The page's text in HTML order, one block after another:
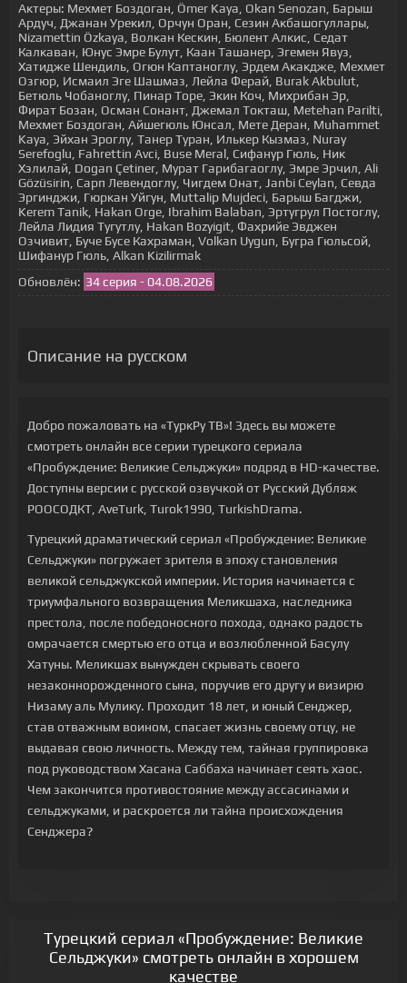
Актеры: Мехмет Боздоган, Ömer Kaya, Okan Senozan, Барыш
Ардуч, Джанан Урекил, Орчун Оран, Сезин Акбашогуллары,
Nizamettin Özkaya, Волкан Кескин, Бюлент Алкис, Седат
Калкаван, Юнус Эмре Булут, Каан Ташанер, Эгемен Явуз,
Хатидже Шендиль, Огюн Каптаноглу, Эрдем Акакдже, Мехмет
Озгюр, Исмаил Эге Шашмаз, Лейла Ферай, Burak Akbulut,
Бетюль Чобаноглу, Пинар Торе, Экин Коч, Михрибан Эр,
Фират Бозан, Осман Сонант, Джемал Токташ, Metehan Parilti,
Мехмет Боздоган, Айшегюль Юнсал, Мете Деран, Muhammet
Kaya, Эйхан Эроглу, Танер Туран, Илькер Кызмаз, Nuray
Serefoglu, Fahrettin Avci, Buse Meral, Сифанур Гюль, Ник
Хэлилай, Dogan Çetiner, Мурат Гарибагаоглу, Эмре Эрчил, Ali
Gözüsirin, Сарп Левендоглу, Чигдем Онат, Janbi Ceylan, Севда
Эргинджи, Гюркан Уйгун, Muttalip Mujdeci, Барыш Багджи,
Kerem Tanik, Hakan Orge, Ibrahim Balaban, Эртугрул Постоглу,
Лейла Лидия Тугутлу, Hakan Bozyigit, Фахрийе Эвджен
Озчивит, Буче Бусе Кахраман, Volkan Uygun, Бугра Гюльсой,
Шифанур Гюль, Alkan Kizilirmak
Обновлён: 34 серия - 04.08.2026
Описание на русском
Добро пожаловать на «ТуркРу ТВ»! Здесь вы можете
смотреть онлайн все серии турецкого сериала
«Пробуждение: Великие Сельджуки» подряд в HD-качестве.
Доступны версии с русской озвучкой от Русский Дубляж
РООСОДКТ, AveTurk, Turok1990, TurkishDrama.
Турецкий драматический сериал «Пробуждение: Великие
Сельджуки» погружает зрителя в эпоху становления
великой сельджукской империи. История начинается с
триумфального возвращения Меликшаха, наследника
престола, после победоносного похода, однако радость
омрачается смертью его отца и возлюбленной Басулу
Хатуны. Меликшах вынужден скрывать своего
незаконнорожденного сына, поручив его другу и визирю
Низаму аль Мулику. Проходит 18 лет, и юный Сенджер,
став отважным воином, спасает жизнь своему отцу, не
выдавая свою личность. Между тем, тайная группировка
под руководством Хасана Саббаха начинает сеять хаос.
Чем закончится противостояние между ассасинами и
сельджуками, и раскроется ли тайна происхождения
Сенджера?
Турецкий сериал «Пробуждение: Великие
Сельджуки» смотреть онлайн в хорошем
качестве